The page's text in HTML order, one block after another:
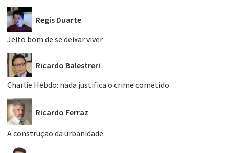
Regis Duarte
Jeito bom de se deixar viver
Ricardo Balestreri
Charlie Hebdo: nada justifica o crime cometido
Ricardo Ferraz
A construção da urbanidade